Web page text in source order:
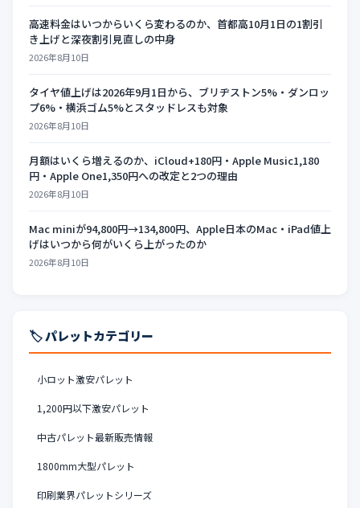
高速料金はいつからいくら変わるのか、首都高10月1日の1割引
き上げと深夜割引見直しの中身
2026年8月10日
タイヤ値上げは2026年9月1日から、ブリヂストン5%・ダンロッ
プ6%・横浜ゴム5%とスタッドレスも対象
2026年8月10日
月額はいくら増えるのか、iCloud+180円・Apple Music1,180
円・Apple One1,350円への改定と2つの理由
2026年8月10日
Mac miniが94,800円→134,800円、Apple日本のMac・iPad値上
げはいつから何がいくら上がったのか
2026年8月10日
🏷️ パレットカテゴリー
小ロット激安パレット
1,200円以下激安パレット
中古パレット最新販売情報
1800mm大型パレット
印刷業界パレットシリーズ